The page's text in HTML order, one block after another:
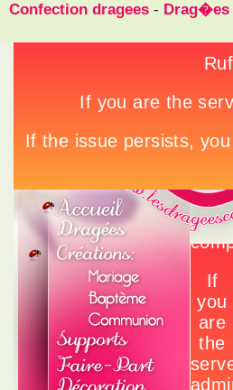
Confection dragees - Drag�es